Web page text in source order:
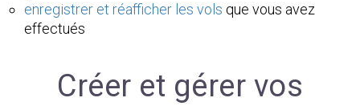
enregistrer et réafficher les vols que vous avez
effectués
Créer et gérer vos